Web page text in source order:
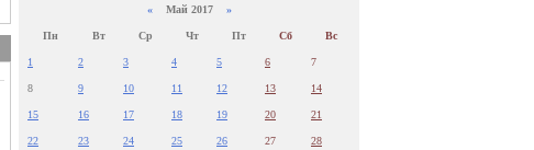
«Май 2017 »
Пн Вт Ср Чт Пт Сб Вс
1 2 3 4 5 6 7
8 9 10 11 12 13 14
15 16 17 18 19 20 21
22 23 24 25 26 27 28